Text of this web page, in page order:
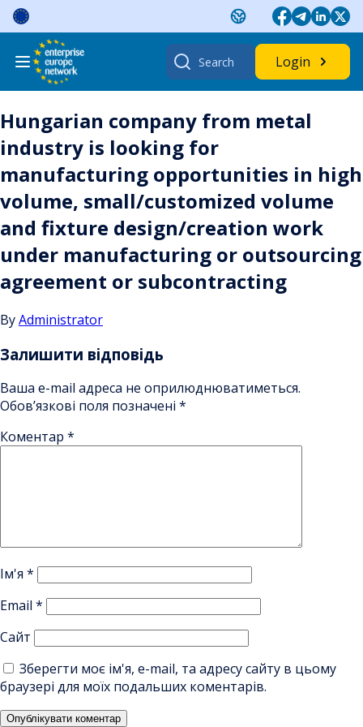
Skip
content
Search
for:
Login
Hungarian company from metal
industry is looking for
manufacturing opportunities in high
volume, small/customized volume
and fixture design/creation work
under manufacturing or outsourcing
agreement or subcontracting
ByAdministrator
Залишити відповідь
Ваша e-mail адреса не оприлюднюватиметься.
Обов’язкові поля позначені *
Коментар *
Ім'я *
Email *
Сайт
Зберегти моє ім'я, e-mail, та адресу сайту в цьому
браузері для моїх подальших коментарів.